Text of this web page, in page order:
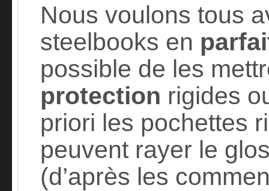
Nous voulons tous
steelbooks en
possible de les
protection rigides
priori les pochettes
peuvent rayer le
(d’après les